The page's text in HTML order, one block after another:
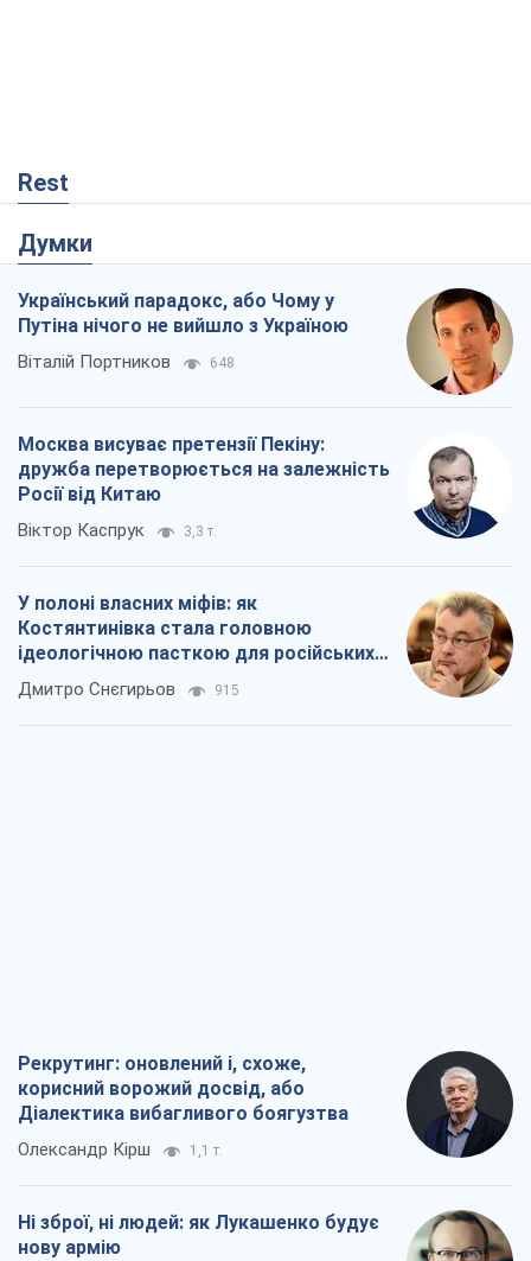
Rest
Думки
Український парадокс, або Чому у
Путіна нічого не вийшло з Україною
Віталій Портников 648
Москва висуває претензії Пекіну:
дружба перетворюється на залежність
Росії від Китаю
Віктор Каспрук 3,3 т.
У полоні власних міфів: як
Костянтинівка стала головною
ідеологічною пасткою для російських
окупантів
Дмитро Снєгирьов 915
Рекрутинг: оновлений і, схоже,
корисний ворожий досвід, або
Діалектика вибагливого боягузтва
Олександр Кірш 1,1 т.
Ні зброї, ні людей: як Лукашенко будує
нову армію